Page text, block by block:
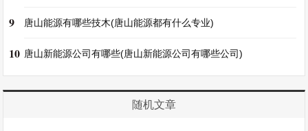
9 唐山能源有哪些技木(唐山能源都有什么专业)
10 唐山新能源公司有哪些(唐山新能源公司有哪些公司)
随机文章